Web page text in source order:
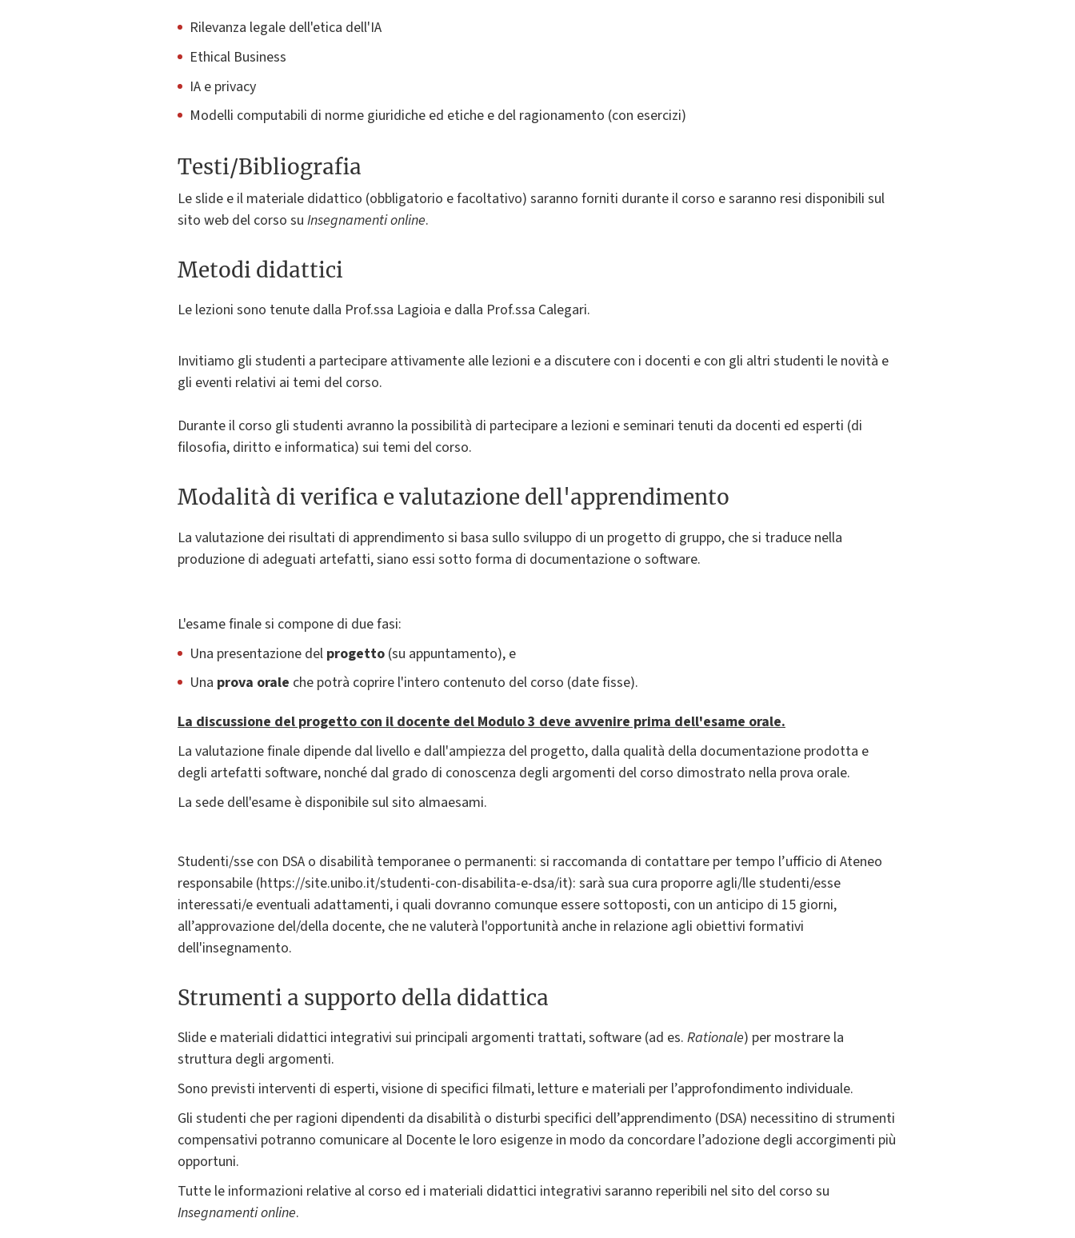
Rilevanza legale dell'etica dell'IA
Ethical Business
IA e privacy
Modelli computabili di norme giuridiche ed etiche e del ragionamento (con esercizi)
Testi/Bibliografia
Le slide e il materiale didattico (obbligatorio e facoltativo) saranno forniti durante il corso e saranno resi disponibili sul
sito web del corso su Insegnamenti online.
Metodi didattici
Le lezioni sono tenute dalla Prof.ssa Lagioia e dalla Prof.ssa Calegari.
Invitiamo gli studenti a partecipare attivamente alle lezioni e a discutere con i docenti e con gli altri studenti le novità e
gli eventi relativi ai temi del corso.
Durante il corso gli studenti avranno la possibilità di partecipare a lezioni e seminari tenuti da docenti ed esperti (di
filosofia, diritto e informatica) sui temi del corso.
Modalità di verifica e valutazione dell'apprendimento
La valutazione dei risultati di apprendimento si basa sullo sviluppo di un progetto di gruppo, che si traduce nella
produzione di adeguati artefatti, siano essi sotto forma di documentazione o software.
L'esame finale si compone di due fasi:
Una presentazione del progetto (su appuntamento), e
Una prova orale che potrà coprire l'intero contenuto del corso (date fisse).
La discussione del progetto con il docente del Modulo 3 deve avvenire prima dell'esame orale.
La valutazione finale dipende dal livello e dall'ampiezza del progetto, dalla qualità della documentazione prodotta e
degli artefatti software, nonché dal grado di conoscenza degli argomenti del corso dimostrato nella prova orale.
La sede dell'esame è disponibile sul sito almaesami.
Studenti/sse con DSA o disabilità temporanee o permanenti: si raccomanda di contattare per tempo l’ufficio di Ateneo
responsabile (https://site.unibo.it/studenti-con-disabilita-e-dsa/it): sarà sua cura proporre agli/lle studenti/esse
interessati/e eventuali adattamenti, i quali dovranno comunque essere sottoposti, con un anticipo di 15 giorni,
all’approvazione del/della docente, che ne valuterà l'opportunità anche in relazione agli obiettivi formativi
dell'insegnamento.
Strumenti a supporto della didattica
Slide e materiali didattici integrativi sui principali argomenti trattati, software (ad es. Rationale) per mostrare la
struttura degli argomenti.
Sono previsti interventi di esperti, visione di specifici filmati, letture e materiali per l’approfondimento individuale.
Gli studenti che per ragioni dipendenti da disabilità o disturbi specifici dell’apprendimento (DSA) necessitino di strumenti
compensativi potranno comunicare al Docente le loro esigenze in modo da concordare l’adozione degli accorgimenti più
opportuni.
Tutte le informazioni relative al corso ed i materiali didattici integrativi saranno reperibili nel sito del corso su
Insegnamenti online.